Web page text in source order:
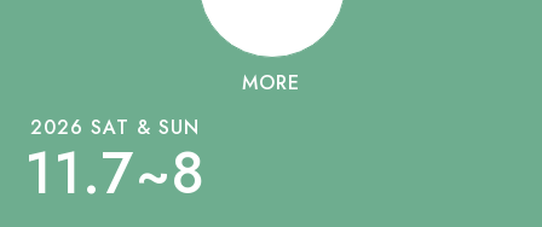
MORE
2026 SAT & SUN
11.7~8